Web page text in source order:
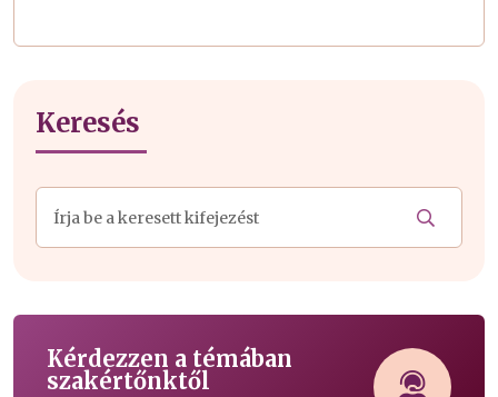
Keresés
Kérdezzen a témában
szakértőnktől